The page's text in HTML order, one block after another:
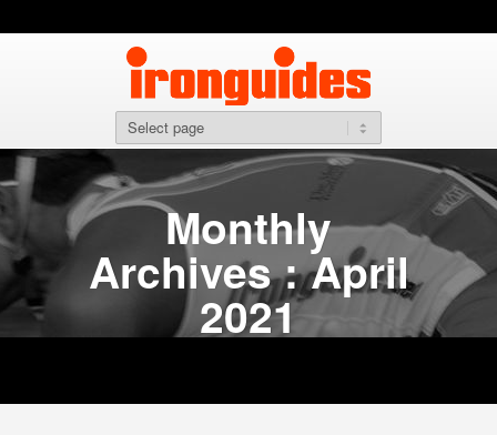
Monthly
Archives : April
2021